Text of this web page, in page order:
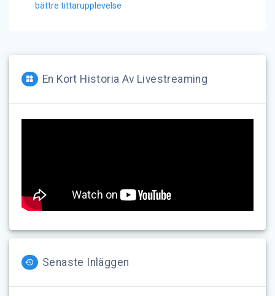
bättre tittarupplevelse
En Kort Historia Av Livestreaming
Senaste Inläggen